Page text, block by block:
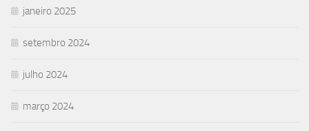
janeiro 2025
setembro 2024
julho 2024
março 2024